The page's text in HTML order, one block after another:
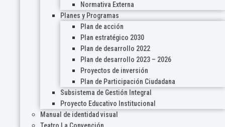
Normativa Externa
Planes y Programas
Plan de acción
Plan estratégico 2030
Plan de desarrollo 2022
Plan de desarrollo 2023 – 2026
Proyectos de inversión
Plan de Participación Ciudadana
Subsistema de Gestión Integral
Proyecto Educativo Institucional
Manual de identidad visual